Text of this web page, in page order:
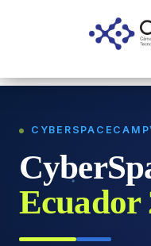
Ecuador